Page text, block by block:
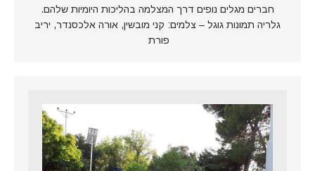
חברים מגלים נופים דרך המצלמה בהליכות היומיות שלהם.
גלריה תמונות גוגל – צלמים: קני מובשין, אורה אלכסנדר, יריב
פורת